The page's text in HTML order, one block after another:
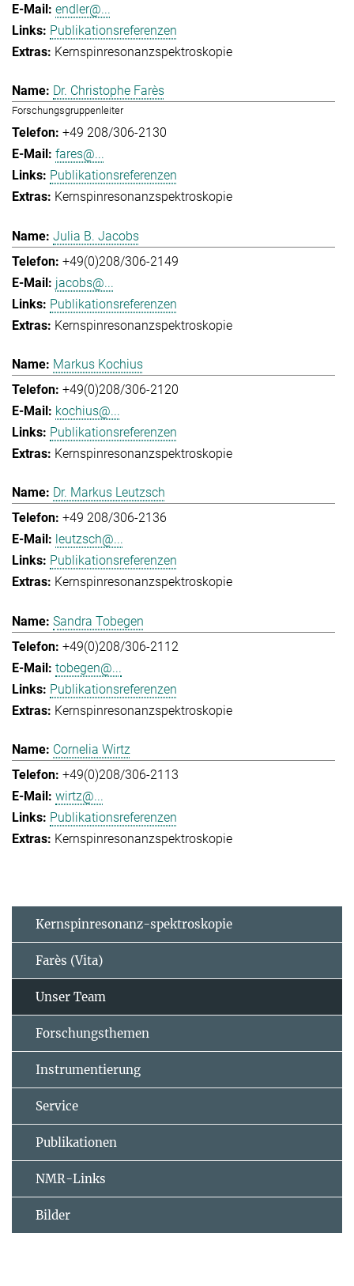
endler@...
Publikationsreferenzen
Kernspinresonanzspektroskopie
Dr. Christophe Farès
Forschungsgruppenleiter
+49 208/306-2130
fares@...
Publikationsreferenzen
Kernspinresonanzspektroskopie
Julia B. Jacobs
+49(0)208/306-2149
jacobs@...
Publikationsreferenzen
Kernspinresonanzspektroskopie
Markus Kochius
+49(0)208/306-2120
kochius@...
Publikationsreferenzen
Kernspinresonanzspektroskopie
Dr. Markus Leutzsch
+49 208/306-2136
leutzsch@...
Publikationsreferenzen
Kernspinresonanzspektroskopie
Sandra Tobegen
+49(0)208/306-2112
tobegen@...
Publikationsreferenzen
Kernspinresonanzspektroskopie
Cornelia Wirtz
+49(0)208/306-2113
wirtz@...
Publikationsreferenzen
Kernspinresonanzspektroskopie
Kernspinresonanz-spektroskopie
Farès (Vita)
Unser Team
Forschungsthemen
Instrumentierung
Service
Publikationen
NMR-Links
Bilder